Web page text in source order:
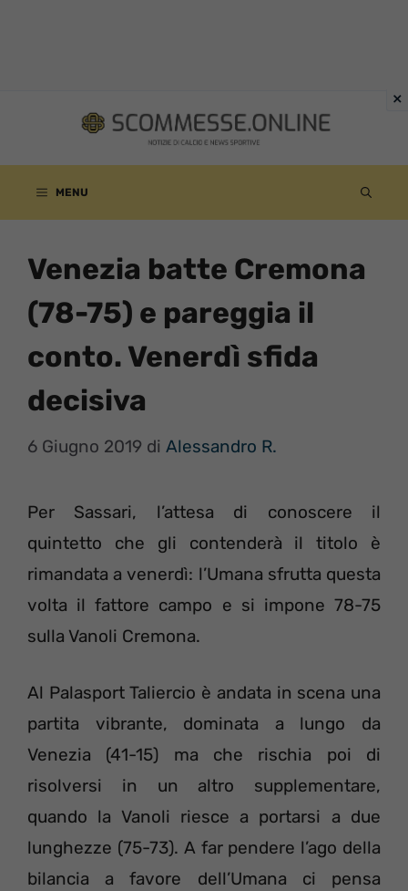
contenuto
MENU
Venezia batte Cremona
(78-75) e pareggia il
conto. Venerdì sfida
decisiva
6 Giugno 2019 di Alessandro R.
Per Sassari, l’attesa di conoscere il
quintetto che gli contenderà il titolo è
rimandata a venerdì: l’Umana sfrutta questa
volta il fattore campo e si impone 78-75
sulla Vanoli Cremona.
Al Palasport Taliercio è andata in scena una
partita vibrante, dominata a lungo da
Venezia (41-15) ma che rischia poi di
risolversi in un altro supplementare,
quando la Vanoli riesce a portarsi a due
lunghezze (75-73). A far pendere l’ago della
bilancia a favore dell’Umana ci pensa